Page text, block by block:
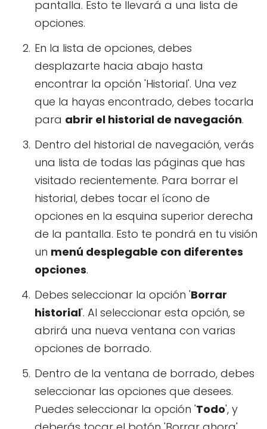
pantalla. Esto te llevará a una lista de
opciones.
En la lista de opciones, debes
desplazarte hacia abajo hasta
encontrar la opción 'Historial'. Una vez
que la hayas encontrado, debes tocarla
para abrir el historial de navegación.
Dentro del historial de navegación, verás
una lista de todas las páginas que has
visitado recientemente. Para borrar el
historial, debes tocar el ícono de
opciones en la esquina superior derecha
de la pantalla. Esto te pondrá en tu visión
un menú desplegable con diferentes
opciones.
Debes seleccionar la opción 'Borrar
historial'. Al seleccionar esta opción, se
abrirá una nueva ventana con varias
opciones de borrado.
Dentro de la ventana de borrado, debes
seleccionar las opciones que desees.
Puedes seleccionar la opción 'Todo', y